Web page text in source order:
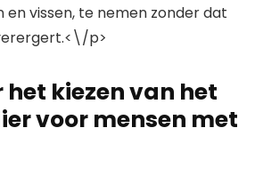
vissen, te nemen zonder dat
p>
het kiezen van het
voor mensen met